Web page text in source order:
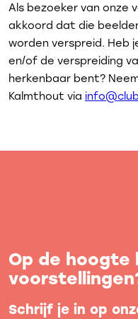
Als bezoeker van onze
akkoord dat die
worden verspreid. Heb
en/of de verspreiding
herkenbaar bent?
Kalmthout via
Op de hoogte
Schrijf je in op